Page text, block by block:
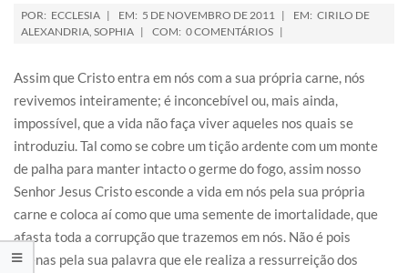
POR: ECCLESIA EM: 5 DE NOVEMBRO DE 2011 EM: CIRILO DE
ALEXANDRIA, SOPHIA COM: 0 COMENTÁRIOS
Assim que Cristo entra em nós com a sua própria carne, nós
revivemos inteiramente; é inconcebível ou, mais ainda,
impossível, que a vida não faça viver aqueles nos quais se
introduziu. Tal como se cobre um tição ardente com um monte
de palha para manter intacto o germe do fogo, assim nosso
Senhor Jesus Cristo esconde a vida em nós pela sua própria
carne e coloca aí como que uma semente de imortalidade, que
afasta toda a corrupção que trazemos em nós. Não é pois
apenas pela sua palavra que ele realiza a ressurreição dos